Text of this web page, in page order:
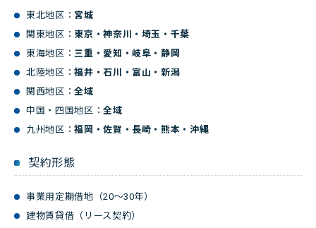
東北地区： 宮城
関東地区： 東京・神奈川・埼玉・千葉
東海地区： 三重・愛知・岐阜・静岡
北陸地区：福井・石川・富山・新潟
関西地区：全域
中国・四国地区：全域
九州地区：福岡・佐賀・長崎・熊本・沖縄
契約形態
事業用定期借地（20～30年）
建物賃貸借（リース契約）